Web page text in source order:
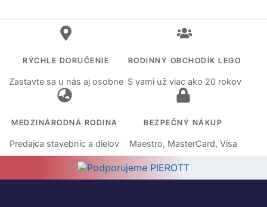
RÝCHLE DORUČENIE
Zastavte sa u nás aj osobne
RODINNÝ OBCHODÍK LEGO
S vami už viac ako 20 rokov
MEDZINÁRODNÁ RODINA
Predajca stavebníc a dielov
BEZPEČNÝ NÁKUP
Maestro, MasterCard, Visa